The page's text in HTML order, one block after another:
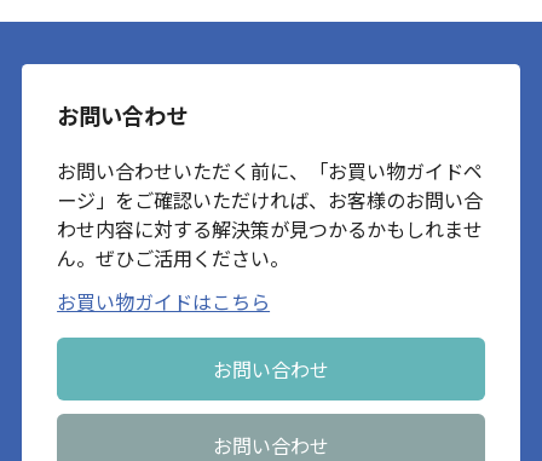
お問い合わせ
お問い合わせいただく前に、「お買い物ガイドペ
ージ」をご確認いただければ、お客様のお問い合
わせ内容に対する解決策が見つかるかもしれませ
ん。ぜひご活用ください。
お買い物ガイドはこちら
お問い合わせ
お問い合わせ